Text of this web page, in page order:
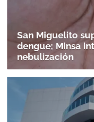
San Miguelito
dengue; Minsa
nebulización